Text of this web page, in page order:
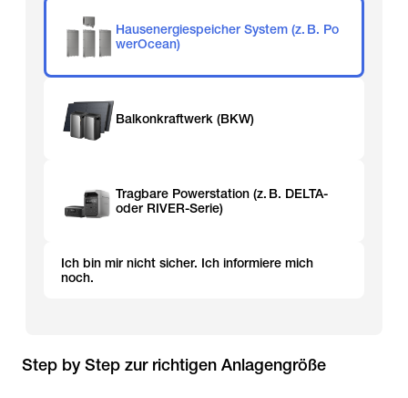
Hausenergiespeicher System (z. B. Po
werOcean)
Balkonkraftwerk (BKW)
Tragbare Powerstation (z. B. DELTA-
oder RIVER-Serie)
Ich bin mir nicht sicher. Ich informiere mich
noch.
Step by Step zur richtigen Anlagengröße